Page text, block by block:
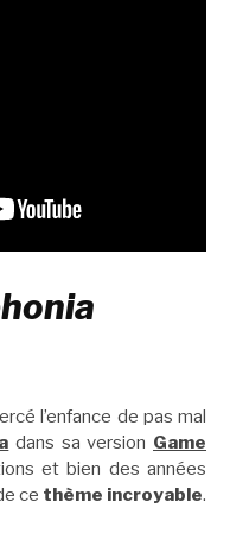
l’enfance de pas mal
dans sa version Game
et bien des années
ce thème incroyable.